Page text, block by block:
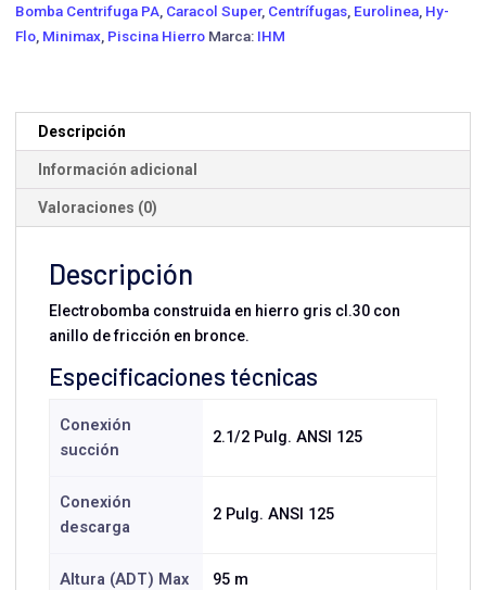
cantidad
Bomba Centrifuga PA Caracol Super, Centrífugas Eurolinea Hy-
Flo Minimax Piscina Hierro Marca: IHM
Descripción
Información adicional
Valoraciones (0)
Descripción
Electrobomba construida en hierro gris cl.30 con
anillo de fricción en bronce.
Especificaciones técnicas
Conexión
succión
2.1/2 Pulg. ANSI 125
Conexión
descarga
2 Pulg. ANSI 125
Altura (ADT) Max 95 m